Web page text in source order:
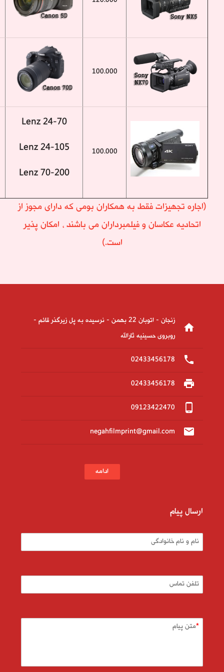
100.000
100.000
Lenz 24-70
Lenz 24-105
Lenz 70-200
(اجاره تجهیزات فقط به همکاران بومی که دارای مجوز از
اتحادیه عکاسان و فیلمبرداران می باشند ، امکان پذیر
است.)
home
زنجان - اتوبان 22 بهمن - نرسیده به پل زیرگذر قائم -
روبروی حسینیه ثارالله
phone
02433456178
print
02433456178
phone_android
09123422470
email
negahfilmprint@gmail.com
ادامه
ارسال پیام
نام و نام خانوادگی
تلفن تماس
متن پیام